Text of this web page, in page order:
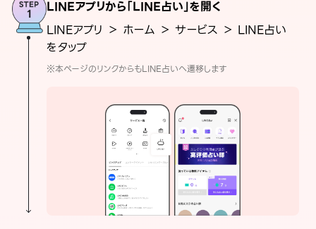
LINEアプリから「LINE占い」を開く
LINEアプリ ＞ ホーム ＞ サービス ＞ LINE占い
をタップ
※本ページのリンクからもLINE占いへ遷移します